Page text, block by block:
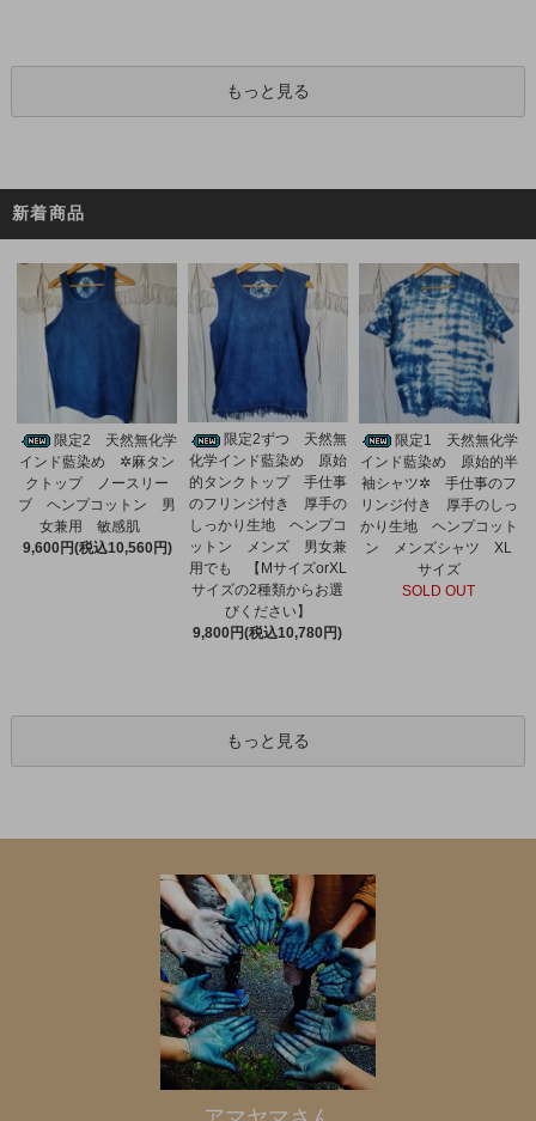
もっと見る
新着商品
限定2 天然無化学
インド藍染め ✲麻タン
クトップ ノースリー
ブ ヘンプコットン 男
女兼用 敏感肌
9,600円(税込10,560円)
限定2ずつ 天然無
化学インド藍染め 原始
的タンクトップ 手仕事
のフリンジ付き 厚手の
しっかり生地 ヘンプコ
ットン メンズ 男女兼
用でも 【MサイズorXL
サイズの2種類からお選
びください】
9,800円(税込10,780円)
限定1 天然無化学
インド藍染め 原始的半
袖シャツ✲ 手仕事のフ
リンジ付き 厚手のしっ
かり生地 ヘンプコット
ン メンズシャツ XL
サイズ
SOLD OUT
もっと見る